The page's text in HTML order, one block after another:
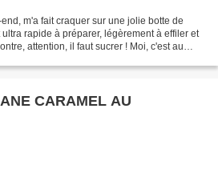
m'a fait craquer sur une jolie botte de
rapide à préparer, légèrement à effiler et
attention, il faut sucrer ! Moi, c'est au
CARAMEL AU